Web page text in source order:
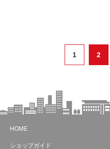
1 2
HOME
ショップガイド